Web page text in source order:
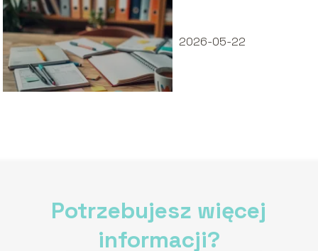
2026-05-22
Potrzebujesz więcej
informacji?